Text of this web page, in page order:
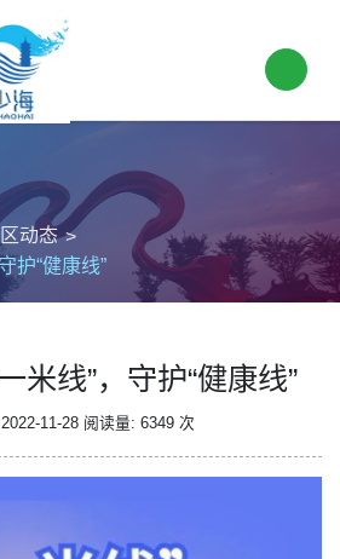
动态
护“健康线”
米线”，守护“健康线”
11-28 阅读量: 6349 次